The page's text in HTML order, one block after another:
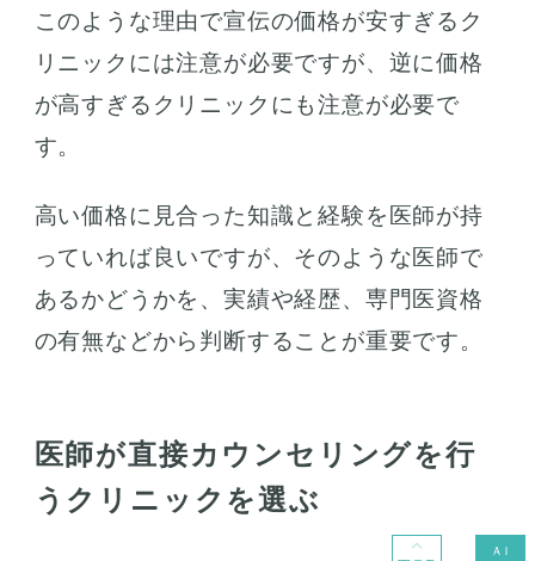
このような理由で宣伝の価格が安すぎるク
リニックには注意が必要ですが、逆に価格
が高すぎるクリニックにも注意が必要で
す。
高い価格に見合った知識と経験を医師が持
っていれば良いですが、そのような医師で
あるかどうかを、実績や経歴、専門医資格
の有無などから判断することが重要です。
医師が直接カウンセリングを行
うクリニックを選ぶ